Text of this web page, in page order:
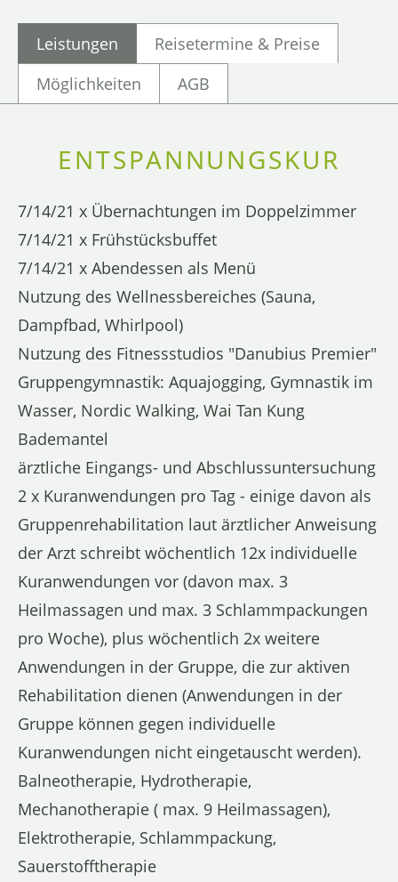
Leistungen
Reisetermine & Preise
Möglichkeiten
AGB
ENTSPANNUNGSKUR
7/14/21 x Übernachtungen im Doppelzimmer
7/14/21 x Frühstücksbuffet
7/14/21 x Abendessen als Menü
Nutzung des Wellnessbereiches (Sauna,
Dampfbad, Whirlpool)
Nutzung des Fitnessstudios "Danubius Premier"
Gruppengymnastik: Aquajogging, Gymnastik im
Wasser, Nordic Walking, Wai Tan Kung
Bademantel
ärztliche Eingangs- und Abschlussuntersuchung
2 x Kuranwendungen pro Tag - einige davon als
Gruppenrehabilitation laut ärztlicher Anweisung
der Arzt schreibt wöchentlich 12x individuelle
Kuranwendungen vor (davon max. 3
Heilmassagen und max. 3 Schlammpackungen
pro Woche), plus wöchentlich 2x weitere
Anwendungen in der Gruppe, die zur aktiven
Rehabilitation dienen (Anwendungen in der
Gruppe können gegen individuelle
Kuranwendungen nicht eingetauscht werden).
Balneotherapie, Hydrotherapie,
Mechanotherapie ( max. 9 Heilmassagen),
Elektrotherapie, Schlammpackung,
Sauerstofftherapie